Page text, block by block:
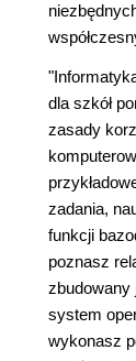
dla szkół
zasady
zadania,
funkcji
poznasz
zbudowany
system
wykonasz